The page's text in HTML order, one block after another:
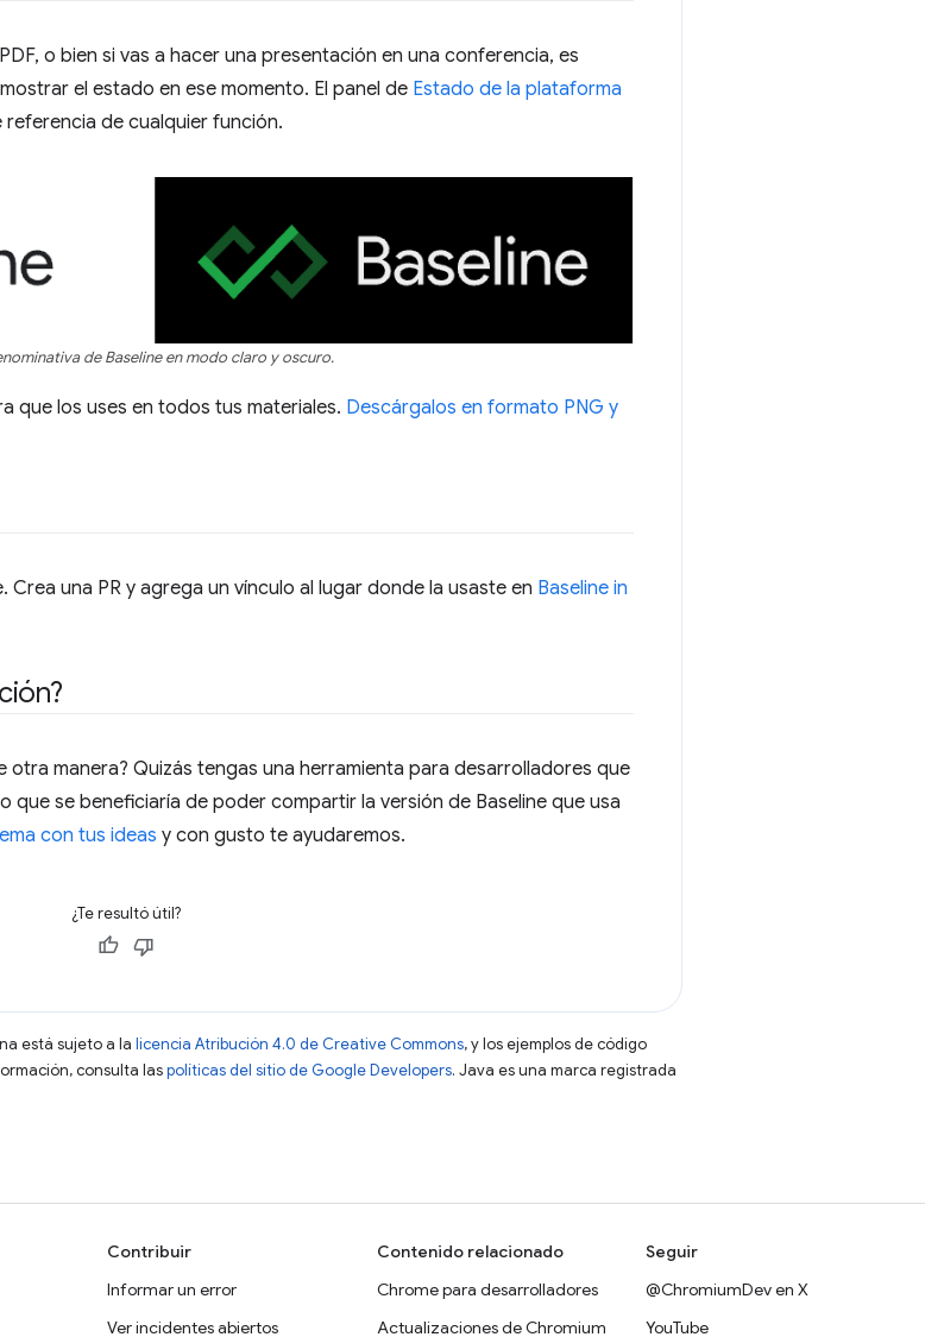
o bien si vas a hacer una presentación en una conferencia, es
el estado en ese momento. El panel de Estado de la plataforma
de cualquier función.
de Baseline en modo claro y oscuro.
que los uses en todos tus materiales. Descárgalos en formato PNG y
una PR y agrega un vínculo al lugar donde la usaste en Baseline in
otra manera? Quizás tengas una herramienta para desarrolladores que
se beneficiaría de poder compartir la versión de Baseline que usa
con tus ideas y con gusto te ayudaremos.
¿Te resultó útil?
está sujeto a la licencia Atribución 4.0 de Creative Commons, y los ejemplos de código
consulta laspolíticas del sitio de Google Developers. Java es una marca registrada
Contribuir
Informar un error
Ver incidentes abiertos
Contenido relacionado
Chrome para desarrolladores
Actualizaciones de Chromium
Seguir
@ChromiumDev en X
YouTube